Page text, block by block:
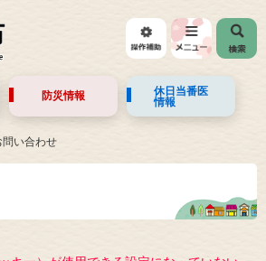
防災情報
休日当番医
情報
問い合わせ